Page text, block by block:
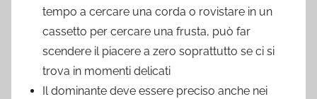
tempo a cercare una corda o rovistare in un
cassetto per cercare una frusta, può far
scendere il piacere a zero soprattutto se ci si
trova in momenti delicati
Il dominante deve essere preciso anche nei